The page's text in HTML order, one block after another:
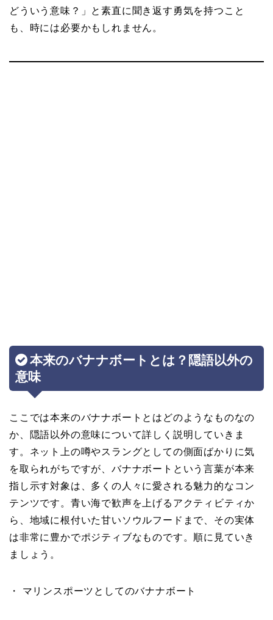
どういう意味？」と素直に聞き返す勇気を持つこと
も、時には必要かもしれません。
本来のバナナボートとは？隠語以外の
意味
ここでは本来のバナナボートとはどのようなものなの
か、隠語以外の意味について詳しく説明していきま
す。ネット上の噂やスラングとしての側面ばかりに気
を取られがちですが、バナナボートという言葉が本来
指し示す対象は、多くの人々に愛される魅力的なコン
テンツです。青い海で歓声を上げるアクティビティか
ら、地域に根付いた甘いソウルフードまで、その実体
は非常に豊かでポジティブなものです。順に見ていき
ましょう。
・ マリンスポーツとしてのバナナボート